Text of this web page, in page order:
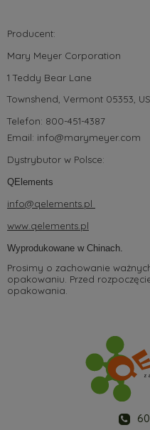
Producent:
Mary Meyer Corporation
1 Teddy Bear Lane
Townshend, Vermont 05353,
Telefon: 800-451-4387
Email: info@marymeyer.com
Dystrybutor w Polsce:
QElements
info@qelements.pl
www.qelements.pl
Wyprodukowane w Chinach.
Prosimy o zachowanie
opakowaniu. Przed
opakowania.